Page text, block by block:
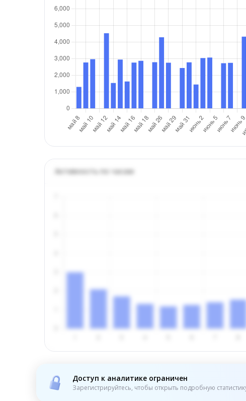
Активность по часам
Доступ к аналитике ограничен
Зарегистрируйтесь, чтобы открыть подробную